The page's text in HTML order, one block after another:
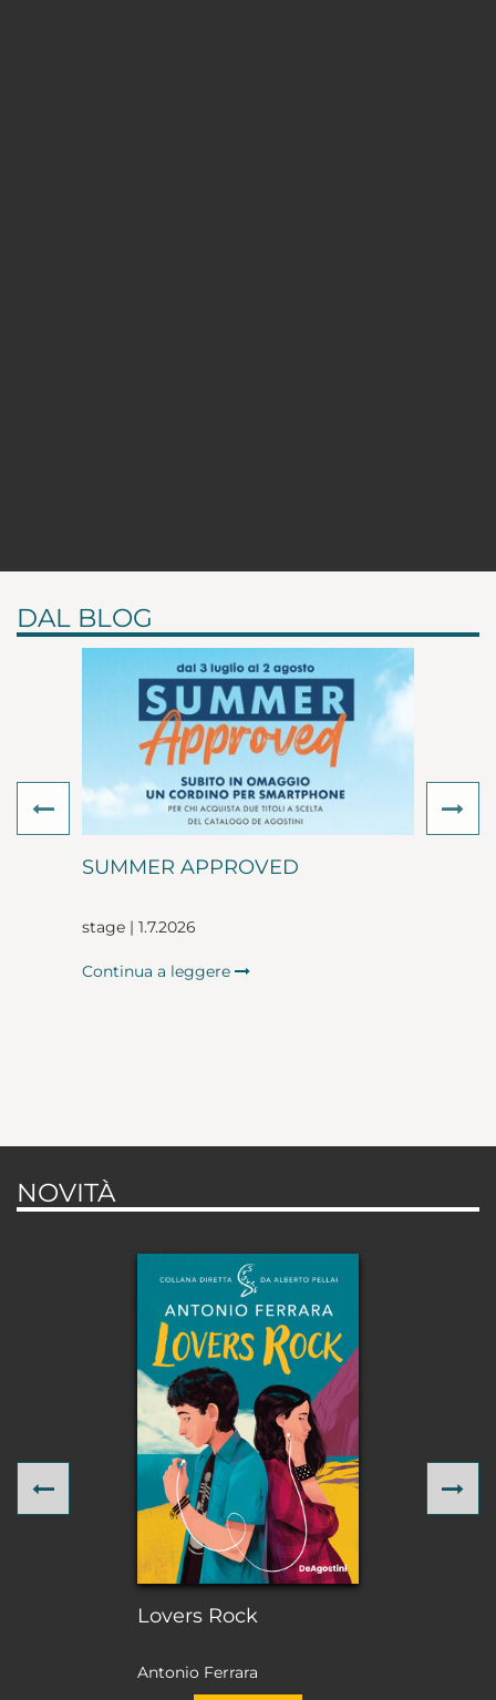
DAL BLOG
SUMMER APPROVED
stage | 1.7.2026
Continua a leggere
Previous
NOVITÀ
Lovers Rock
Antonio Ferrara
Previous